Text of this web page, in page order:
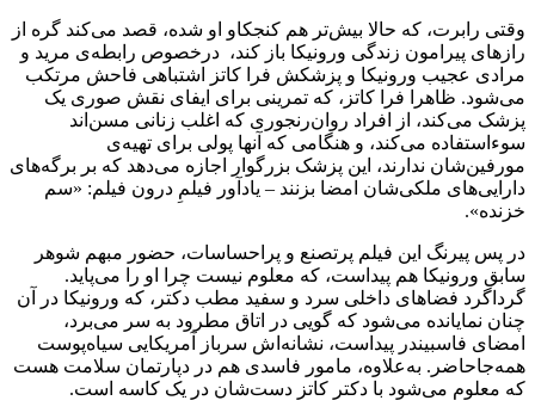
وقتی رابرت، که حالا بیش‌تر هم کنجکاو او شده، قصد می‌کند گره از
رازهای پیرامون زندگی ورونیکا باز کند، درخصوص رابطه‌ی مرید و
مرادی عجیب ورونیکا و پزشکش فرا کاتز اشتباهی فاحش مرتکب
می‌شود. ظاهرا فرا کاتز، که تمرینی برای ایفای نقش صوری یک
پزشک می‌کند، از افراد روان‌رنجوری که اغلب زنانی مسن‌اند
سوء‌استفاده می‌کند، و هنگامی که آنها پولی برای تهیه‌ی
مورفین‌شان ندارند، این پزشک بزرگوار اجازه می‌دهد که بر برگه‌های
دارایی‌های ملکی‌شان امضا بزنند – یادآور فیلمِ درون فیلم: «سم
خزنده».
در پس پیرنگ این فیلم پرتصنع و پراحساسات، حضور مبهم شوهر
سابق ورونیکا هم پیداست، که معلوم نیست چرا او را می‌پاید.
گرداگرد فضاهای داخلی سرد و سفید مطب دکتر، که ورونیکا در آن
چنان نمایانده می‌شود که گویی در اتاق مطرود به سر می‌برد،
امضای فاسبیندر پیداست، نشانه‌اش سرباز آمریکایی سیاه‌پوست
همه‌جاحاضر. به‌علاوه، مامور فاسدی هم در دپارتمان سلامت هست
که معلوم می‌شود با دکتر کاتز دست‌شان در یک کاسه است.